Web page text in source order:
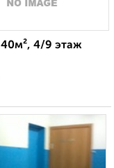
4/9 этаж